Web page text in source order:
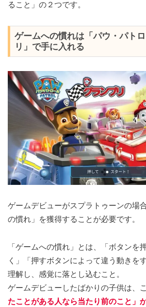
ること」の２つです。
ゲームへの慣れは「パウ・パト
リ」で手に入れる
ゲームデビューがスプラトゥーンの場
の慣れ」を獲得することが必要です。
「ゲームへの慣れ」とは、「ボタンを
く」「押すボタンによって違う動きを
理解し、感覚に落とし込むこと。
ゲームデビューしたばかりの子供は、
たことがある人なら当たり前のこと」